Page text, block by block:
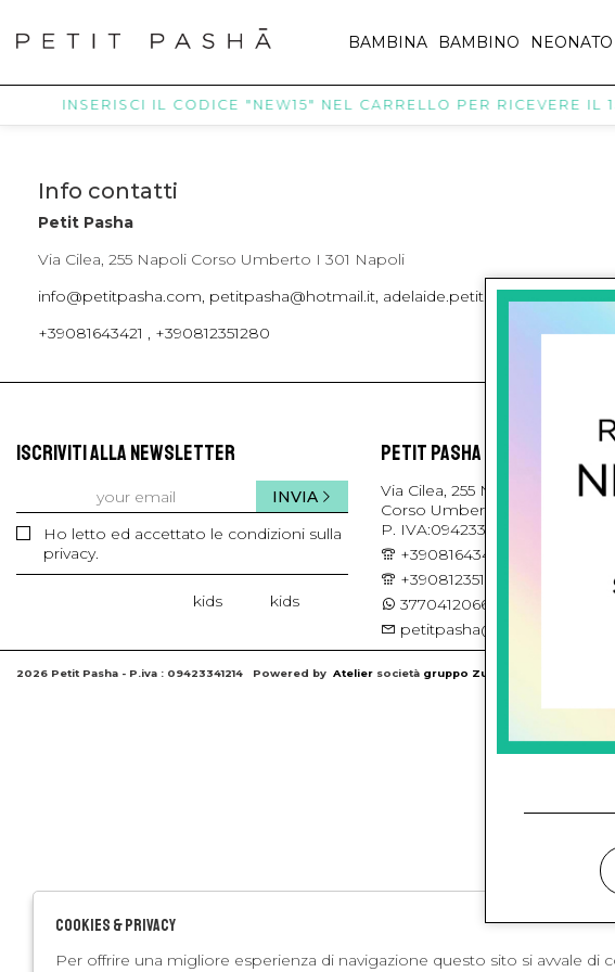
BAMBINA BAMBINO NEONATO
INSERISCI IL CODICE "NEW15" NEL CARRELLO PER RICEVERE IL
Info contatti
Petit Pasha
Via Cilea, 255 Napoli Corso Umberto I 301 Napoli
info@petitpasha.com, petitpasha@hotmail.it,
+39081643421 , +390812351280
ISCRIVITI ALLA NEWSLETTER
Ho letto ed accettato le condizioni sulla
privacy.
INVIA
kids kids
PETIT PASHA
Via Cilea, 255 Napoli
Corso Umberto I 301 Napoli -
P. IVA:09423341214
+39081643421
+390812351280
3770412066 , 3397314295
petitpasha@hotmail.it
2026 Petit Pasha - P.iva : 09423341214 Powered by Atelier società gruppo Zucchetti
Cookies & Privacy
Per offrire una migliore esperienza di navigazione questo sito si avvale